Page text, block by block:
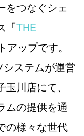
をつなぐシェ
「THE
アップです。
ステムが運営
川店にて、
ムの提供を通
の様々な世代